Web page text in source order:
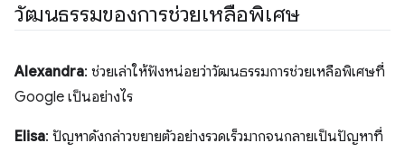
วัฒนธรรมของการช่วยเหลือพิเศษ
Alexandra: ช่วยเล่าให้ฟังหน่อยว่าวัฒนธรรมการช่วยเหลือพิเศษที่
Google เป็นอย่างไร
Elisa: ปัญหาดังกล่าวขยายตัวอย่างรวดเร็วมากจนกลายเป็นปัญหาที่